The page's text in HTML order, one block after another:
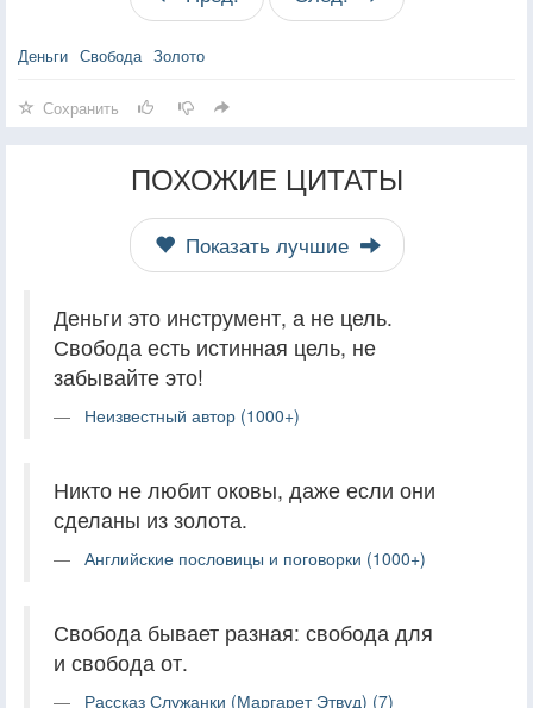
Деньги Свобода Золото
Сохранить
ПОХОЖИЕ ЦИТАТЫ
Показать лучшие
Деньги это инструмент, а не цель.
Свобода есть истинная цель, не
забывайте это!
Неизвестный автор (1000+)
Никто не любит оковы, даже если они
сделаны из золота.
Английские пословицы и поговорки (1000+)
Свобода бывает разная: свобода для
и свобода от.
Рассказ Служанки (Маргарет Этвуд) (7)